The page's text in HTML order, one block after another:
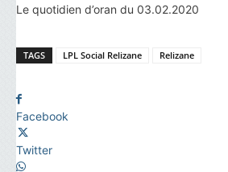
Le quotidien d’oran du 03.02.2020
TAGS LPL Social Relizane Relizane
Facebook
Twitter